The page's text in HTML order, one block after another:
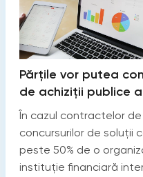
Părțile vor putea
de achiziții publice
În cazul contractelor
concursurilor de soluții
peste 50% de о
instituție financiară